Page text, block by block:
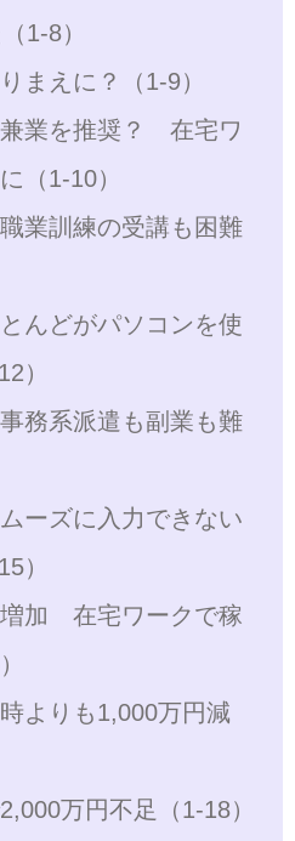
1-8）
まえに？（1-9）
業を推奨？ 在宅ワ
（1-10）
業訓練の受講も困難
んどがパソコンを使
）
務系派遣も副業も難
ーズに入力できない
）
加 在宅ワークで稼
よりも1,000万円減
万円不足（1-18）